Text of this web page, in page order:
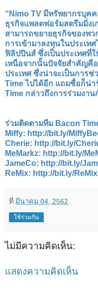
“Nimo TV มีทรัพยากรบุค
ธุรกิจแพลตฟอร์มสตรีมมิ่งเ
สามารถขยายธุรกิจของพว
การเข้ามาลงทุนในประเท
ฟิลิปปินส์ ซึ่งเป็นประเทศที่ใ
เหนือจากนั้นปัจจัยสำคัญคื
ประเทศ ซึ่งน่าจะเป็นการ
Time ไปได้อีก แถมชื่อก็น่
Time กล่าวถึงการร่วมงาน
ร่วมติดตามทีม Bacon
Miffy: http://bit.ly/
Cherie: http://bit.ly/
MeMarkz: http://bit.ly/
JameCo: http://bit.ly/
ReMix: http://bit.ly/
ที่ มีนาคม 04, 2562
ใช้ร่วมกัน
ไม่มีความคิดเห็น:
แสดงความคิดเห็น